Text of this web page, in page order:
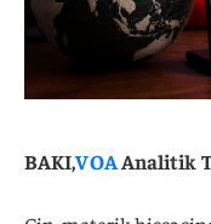
BAKI,VOAAnalitik